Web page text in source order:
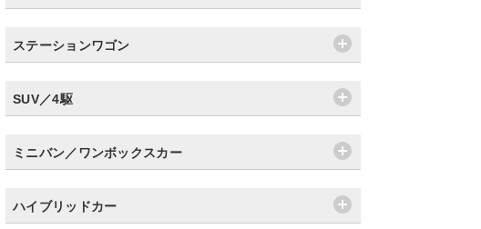
ステーションワゴン
SUV／4駆
ミニバン／ワンボックスカー
ハイブリッドカー